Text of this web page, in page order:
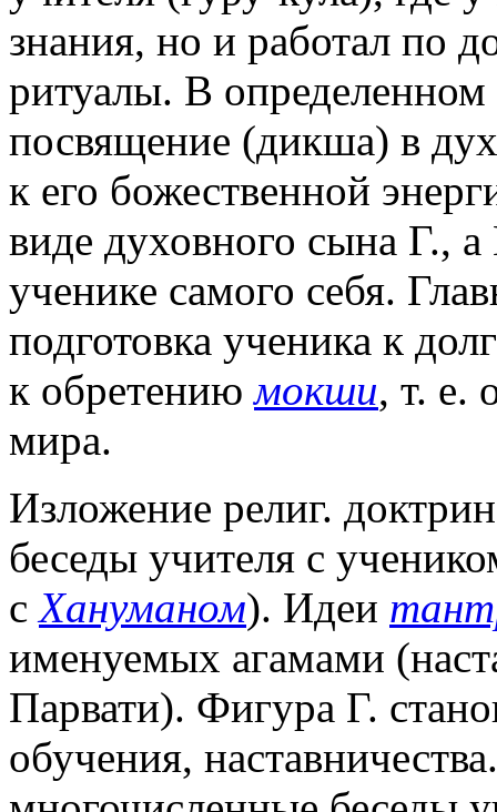
знания, но и работал по
ритуалы. В определенном
посвящение (дикша) в
к его божественной
виде духовного сына Г.,
ученике самого себя.
подготовка ученика к
к обретениюмокши, т. е.
мира.
Изложение религ.
беседы учителя с
сХануманом). Идеи
именуемых агамами
Парвати). Фигура Г.
обучения,